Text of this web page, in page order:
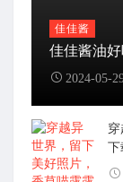
佳佳酱
佳佳酱油好
2024-05-
下